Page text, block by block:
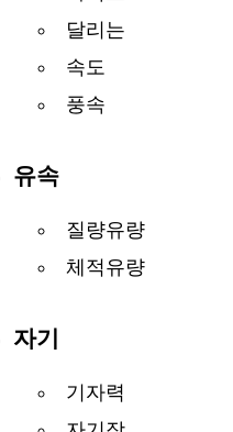
달리는
속도
풍속
유속
질량유량
체적유량
자기
기자력